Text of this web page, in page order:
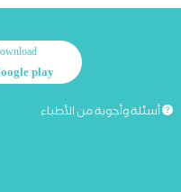
play
أسئلة وأجوبة من الأطباء